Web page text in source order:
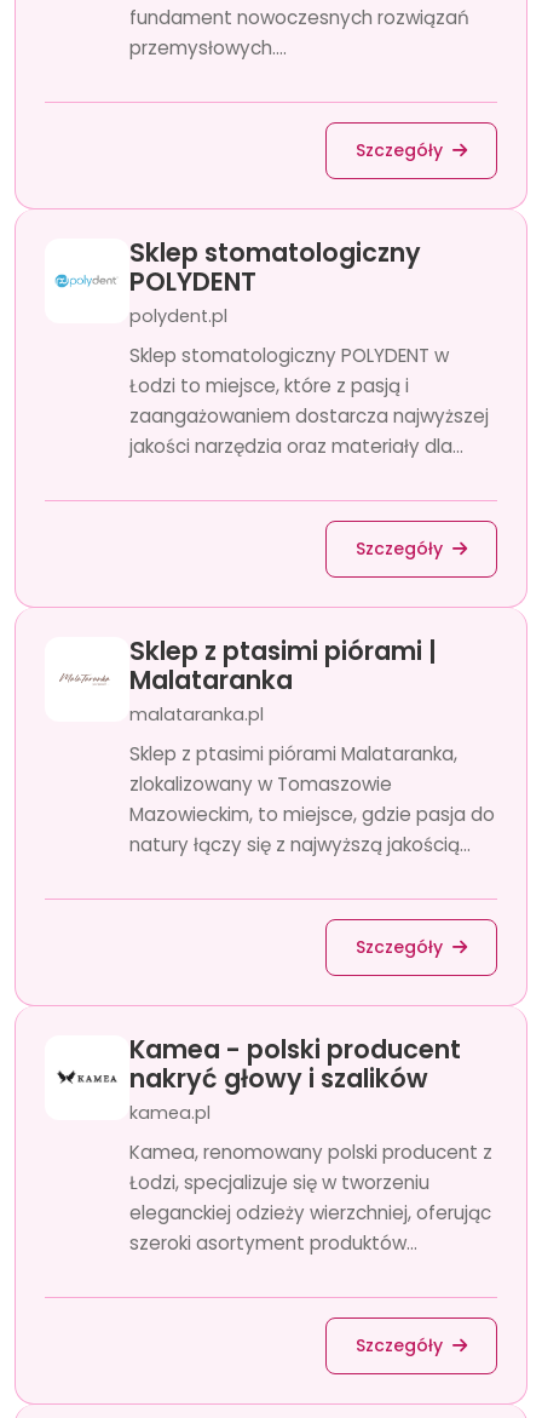
fundament nowoczesnych rozwiązań
przemysłowych....
Szczegóły
Sklep stomatologiczny
POLYDENT
polydent.pl
Sklep stomatologiczny POLYDENT w
Łodzi to miejsce, które z pasją i
zaangażowaniem dostarcza najwyższej
jakości narzędzia oraz materiały dla...
Szczegóły
Sklep z ptasimi piórami |
Malataranka
malataranka.pl
Sklep z ptasimi piórami Malataranka,
zlokalizowany w Tomaszowie
Mazowieckim, to miejsce, gdzie pasja do
natury łączy się z najwyższą jakością...
Szczegóły
Kamea - polski producent
nakryć głowy i szalików
kamea.pl
Kamea, renomowany polski producent z
Łodzi, specjalizuje się w tworzeniu
eleganckiej odzieży wierzchniej, oferując
szeroki asortyment produktów...
Szczegóły